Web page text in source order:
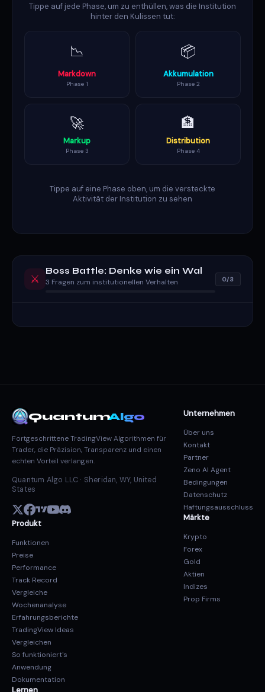
Tippe auf jede Phase, um zu enthüllen, was die Institution
hinter den Kulissen tut:
📉
Markdown
Phase 1
📦
Akkumulation
Phase 2
🚀
Markup
Phase 3
🏦
Distribution
Phase 4
Tippe auf eine Phase oben, um die versteckte
Aktivität der Institution zu sehen
⚔️
Boss Battle: Denke wie ein Wal
3 Fragen zum institutionellen Verhalten 0/3
QuantumAlgo
Fortgeschrittene TradingView Algorithmen für
Trader, die Präzision, Transparenz und einen
echten Vorteil verlangen.
Quantum Algo LLC · Sheridan, WY, United
States
Produkt
Funktionen
Preise
Performance
Track Record
Vergleiche
Wochenanalyse
Erfahrungsberichte
TradingView Ideas
Vergleichen
So funktioniert's
Anwendung
Dokumentation
Lernen
Unternehmen
Über uns
Kontakt
Partner
Zeno AI Agent
Bedingungen
Datenschutz
Haftungsausschluss
Märkte
Krypto
Forex
Gold
Aktien
Indizes
Prop Firms